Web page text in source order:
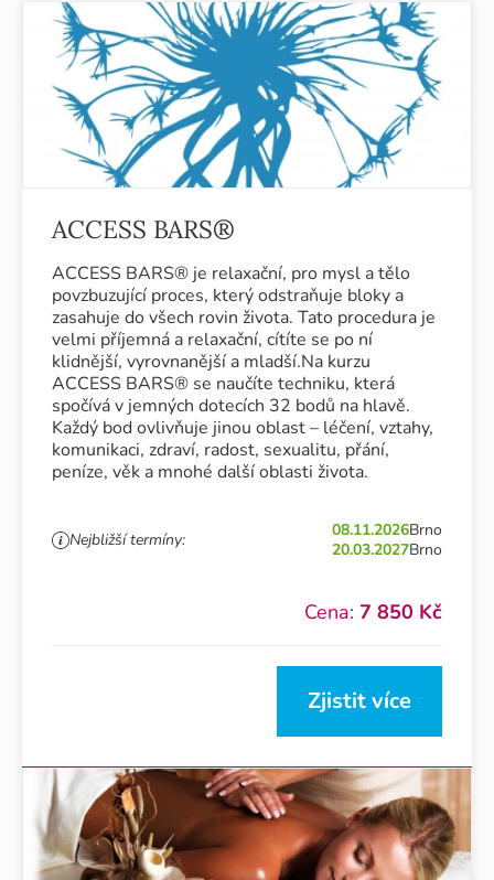
ACCESS BARS®
ACCESS BARS® je relaxační, pro mysl a tělo
povzbuzující proces, který odstraňuje bloky a
zasahuje do všech rovin života. Tato procedura je
velmi příjemná a relaxační, cítíte se po ní
klidnější, vyrovnanější a mladší.Na kurzu
ACCESS BARS® se naučíte techniku, která
spočívá v jemných dotecích 32 bodů na hlavě.
Každý bod ovlivňuje jinou oblast – léčení, vztahy,
komunikaci, zdraví, radost, sexualitu, přání,
peníze, věk a mnohé další oblasti života.
Nejbližší termíny: 08.11.2026Brno
20.03.2027Brno
Cena: 7 850 Kč
Zjistit více